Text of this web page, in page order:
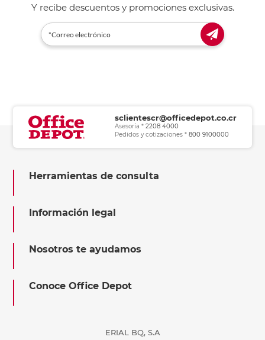
Y recibe descuentos y promociones exclusivas.
sclientescr@officedepot.co.cr
Asesoría *2208 4000
Pedidos y cotizaciones *800 9100000
Herramientas de consulta
Información legal
Nosotros te ayudamos
Conoce Office Depot
ERIAL BQ, S.A